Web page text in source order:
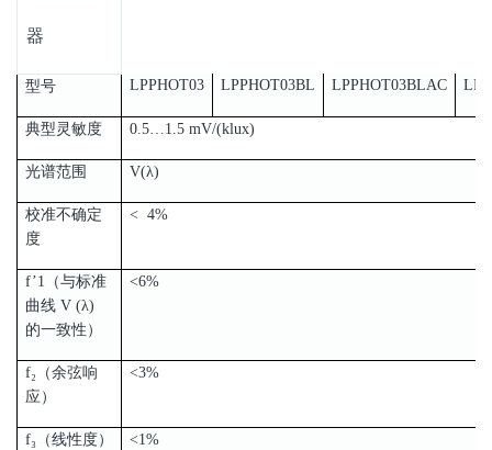
器
型号 LPPHOT03 LPPHOT03BL LPPHOT03BLAC
典型灵敏度 0.5…1.5 mV/(klux)
光谱范围 V(λ)
校准不确定
度
< 4%
f’1（与标准
曲线 V (λ)
的一致性）
<6%
f₂（余弦响
应）
<3%
f₃（线性度） <1%